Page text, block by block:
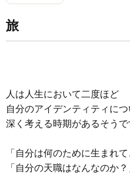
旅
人は人生において二度ほど
自分のアイデンティティにつ
深く考える時期があるそうで
「自分は何のために生まれて
「自分の天職はなんなのか？